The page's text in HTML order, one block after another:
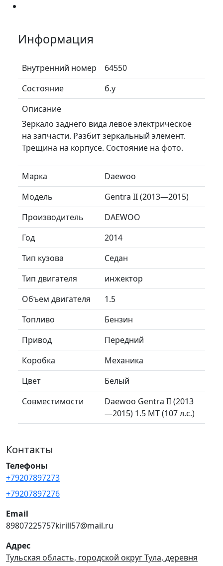
Информация
Внутренний номер
64550
Состояние
б.у
Описание
Зеркало заднего вида левое электрическое
на запчасти. Разбит зеркальный элемент.
Трещина на корпусе. Состояние на фото.
Марка
Daewoo
Модель
Gentra II (2013—2015)
Производитель
DAEWOO
Год
2014
Тип кузова
Седан
Тип двигателя
инжектор
Объем двигателя
1.5
Топливо
Бензин
Привод
Передний
Коробка
Механика
Цвет
Белый
Совместимости
Daewoo Gentra II (2013
—2015) 1.5 MT (107 л.с.)
Контакты
Телефоны
+79207897273
+79207897276
Email
89807225757kirill57@mail.ru
Адрес
Тульская область, городской округ Тула, деревня